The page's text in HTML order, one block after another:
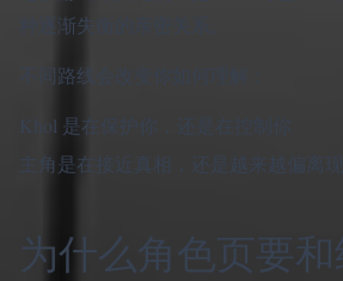
种逐渐失衡的亲密关系。
不同路线会改变你如何理解：
Khol 是在保护你，还是在控制你
主角是在接近真相，还是越来越偏离现
为什么角色页要